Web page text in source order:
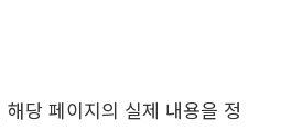
당 페이지의 실제 내용을 정